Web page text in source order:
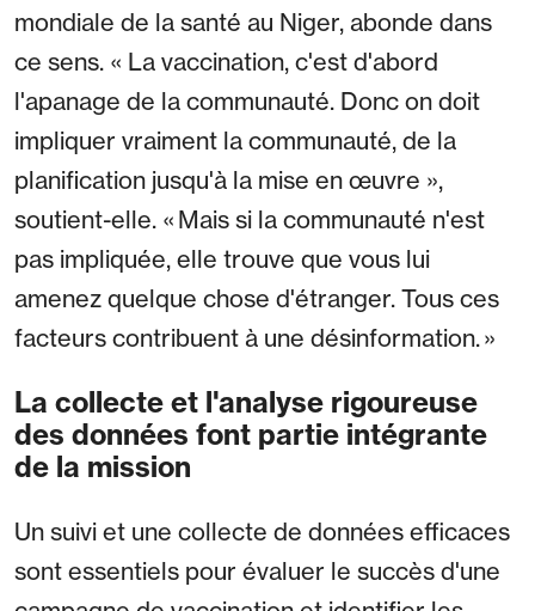
mondiale de la santé au Niger, abonde dans
ce sens. « La vaccination, c'est d'abord
l'apanage de la communauté. Donc on doit
impliquer vraiment la communauté, de la
planification jusqu'à la mise en œuvre »,
soutient-elle. « Mais si la communauté n'est
pas impliquée, elle trouve que vous lui
amenez quelque chose d'étranger. Tous ces
facteurs contribuent à une désinformation. »
La collecte et l'analyse rigoureuse
des données font partie intégrante
de la mission
Un suivi et une collecte de données efficaces
sont essentiels pour évaluer le succès d'une